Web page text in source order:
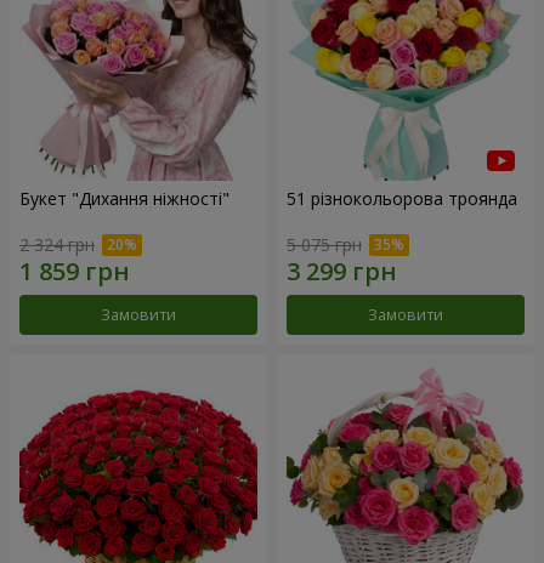
Букет "Дихання ніжності"
2 324 грн
Замовити
51 різнокольорова троянда
5 075 грн
Замовити